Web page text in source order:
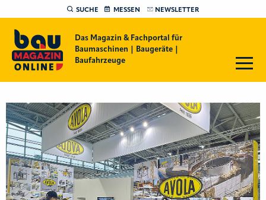
SUCHE MESSEN NEWSLETTER
Das Magazin & Fachportal für
Baumaschinen | Baugeräte |
Baufahrzeuge